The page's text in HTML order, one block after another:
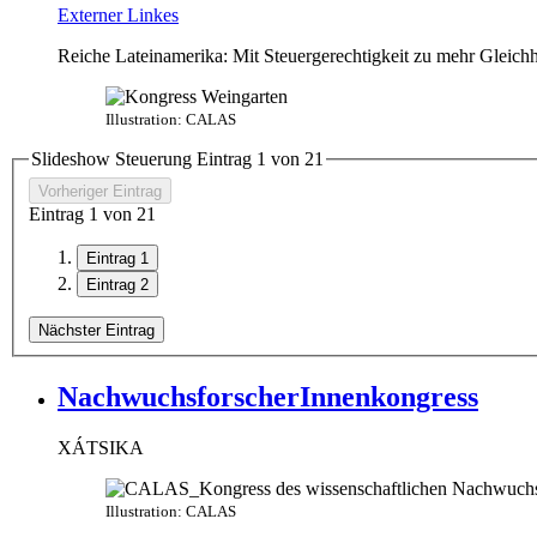
Externer Linkes
Reiche Lateinamerika: Mit Steuergerechtigkeit zu mehr
Illustration: CALAS
Slideshow Steuerung Eintrag 1 von 21
Vorheriger Eintrag
Eintrag 1 von 21
Eintrag 1
Eintrag 2
Nächster Eintrag
NachwuchsforscherInnenkongress
XÁTSIKA
Illustration: CALAS